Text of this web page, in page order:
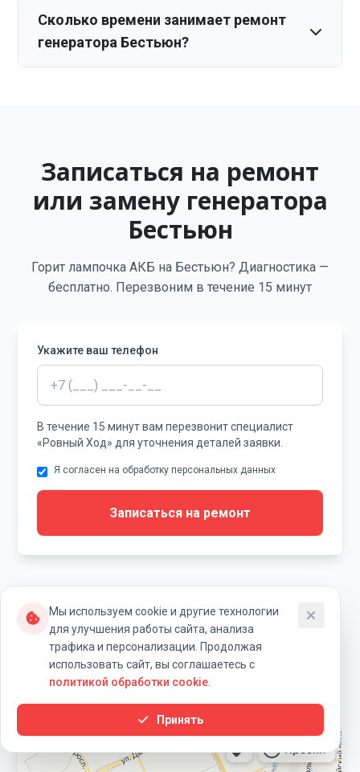
Сколько времени занимает ремонт
генератора Бестьюн?
Записаться на ремонт
или замену генератора
Бестьюн
Горит лампочка АКБ на Бестьюн? Диагностика —
бесплатно. Перезвоним в течение 15 минут
Укажите ваш телефон
В течение 15 минут вам перезвонит специалист
«Ровный Ход» для уточнения деталей заявки.
Я согласен на обработку персональных данных
Записаться на ремонт
Наши контакты и схема
проезда
Мы используем cookie и другие технологии
для улучшения работы сайта, анализа
трафика и персонализации. Продолжая
использовать сайт, вы соглашаетесь с
политикой обработки cookie
Принять